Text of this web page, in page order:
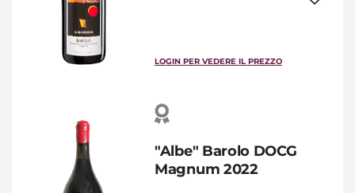
LOGIN PER VEDERE IL PREZZO
"Albe" Barolo DOCG
Magnum 2022